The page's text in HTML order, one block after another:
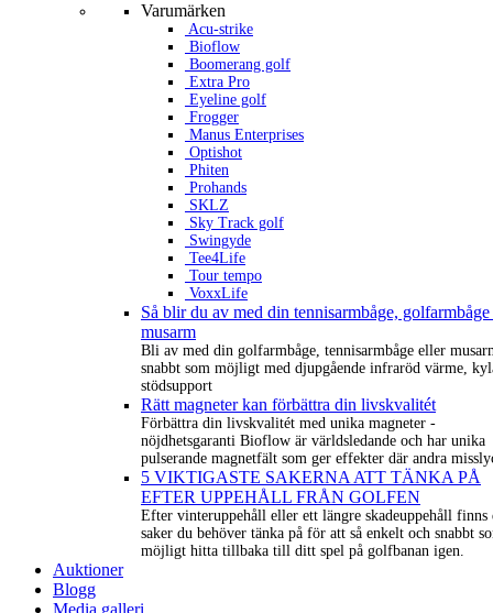
Varumärken
Acu-strike
Bioflow
Boomerang golf
Extra Pro
Eyeline golf
Frogger
Manus Enterprises
Optishot
Phiten
Prohands
SKLZ
Sky Track golf
Swingyde
Tee4Life
Tour tempo
VoxxLife
Så blir du av med din tennisarmbåge,
musarm
Bli av med din golfarmbåge, tennisarmbåge eller
snabbt som möjligt med djupgående infraröd värme,
stödsupport
Rätt magneter kan förbättra din livskvalitét
Förbättra din livskvalitét med unika magneter -
nöjdhetsgaranti Bioflow är världsledande och har unika
pulserande magnetfält som ger effekter där andra
5 VIKTIGASTE SAKERNA ATT TÄNKA PÅ
EFTER UPPEHÅLL FRÅN GOLFEN
Efter vinteruppehåll eller ett längre skadeuppehåll finns
saker du behöver tänka på för att så enkelt och snabbt
möjligt hitta tillbaka till ditt spel på golfbanan igen.
Auktioner
Blogg
Media galleri